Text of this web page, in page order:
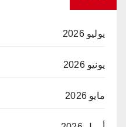
يوليو 2026
يونيو 2026
مايو 2026